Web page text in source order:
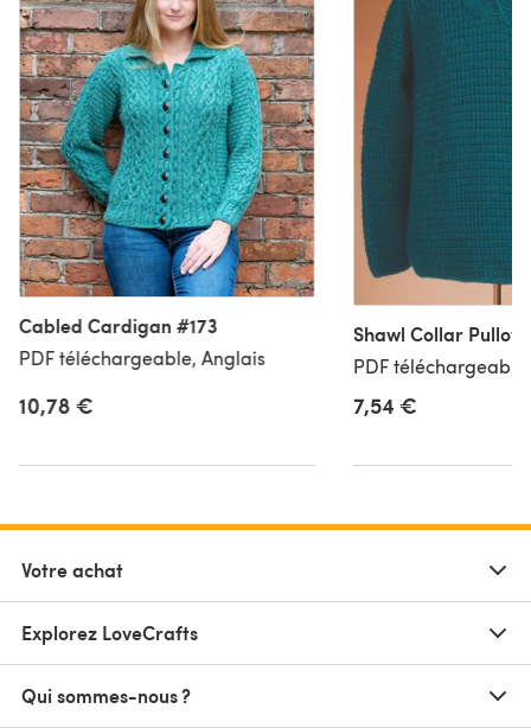
Cabled Cardigan #173
PDF téléchargeable, Anglais
10,78 €
Shawl Collar
PDF
7,54 €
Votre achat
Explorez LoveCrafts
Qui sommes-nous ?